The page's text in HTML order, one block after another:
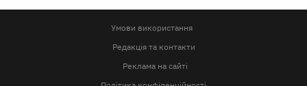
Умови використання
Редакція та контакти
Реклама на сайті